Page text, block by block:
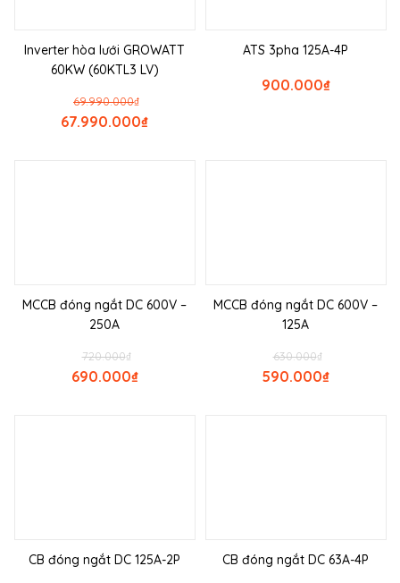
Inverter hòa lưới GROWATT
60KW (60KTL3 LV)
₫
69.990.000
₫
67.990.000
ATS 3pha 125A-4P
₫
900.000
MCCB đóng ngắt DC 600V –
250A
₫
720.000
₫
690.000
MCCB đóng ngắt DC 600V –
125A
₫
630.000
₫
590.000
CB đóng ngắt DC 125A-2P CB đóng ngắt DC 63A-4P